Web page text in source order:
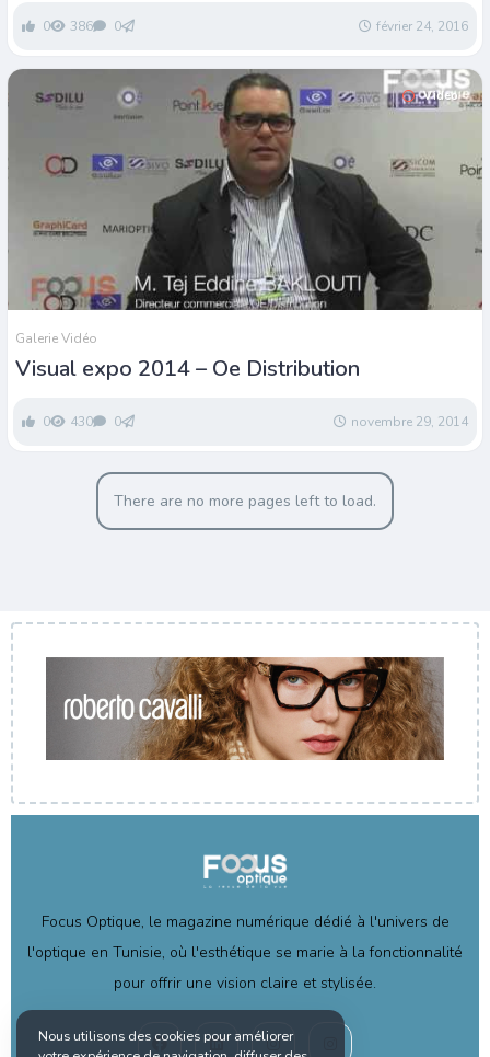
0 386 0 février 24, 2016
Video
Galerie Vidéo
Visual expo 2014 – Oe Distribution
0 430 0 novembre 29, 2014
There are no more pages left to load.
Focus Optique, le magazine numérique dédié à l'univers de
l'optique en Tunisie, où l'esthétique se marie à la fonctionnalité
pour offrir une vision claire et stylisée.
Nous utilisons des cookies pour améliorer